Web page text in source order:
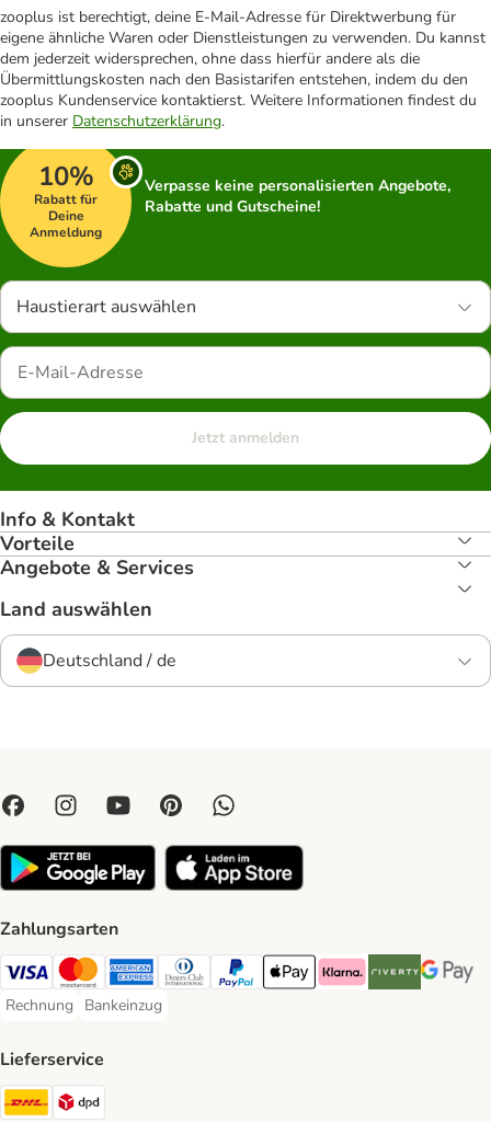
zooplus ist berechtigt, deine E-Mail-Adresse für Direktwerbung für
eigene ähnliche Waren oder Dienstleistungen zu verwenden. Du kannst
dem jederzeit widersprechen, ohne dass hierfür andere als die
Übermittlungskosten nach den Basistarifen entstehen, indem du den
zooplus Kundenservice kontaktierst. Weitere Informationen findest du
in unserer Datenschutzerklärung.
10%
Rabatt für
Deine
Anmeldung
Verpasse keine personalisierten Angebote,
Rabatte und Gutscheine!
Haustierart auswählen
Jetzt anmelden
Info & Kontakt
Vorteile
Angebote & Services
Land auswählen
Deutschland / de
Zahlungsarten
Visa Payment Method
Mastercard Payment Method
American Express Payment Method
Diners Club Payment Method
PayPal Payment Method
Apple Pay Payment Method
Klarna Payment Method
Riverty Payment
Google
Rechnung
Rechnung Payment Method
Bankeinzug
Bankeinzug Payment Method
Lieferservice
DHL Shipping Method